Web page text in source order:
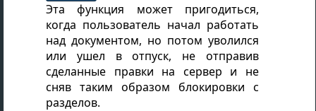
Эта функция может пригодиться,
когда пользователь начал работать
над документом, но потом уволился
или ушел в отпуск, не отправив
сделанные правки на сервер и не
сняв таким образом блокировки с
разделов.